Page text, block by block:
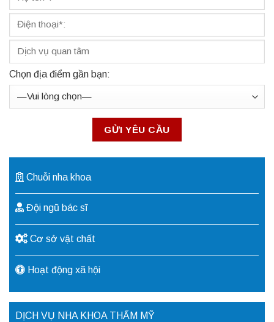
Chọn địa điểm gần bạn:
Chuỗi nha khoa
Đội ngũ bác sĩ
Cơ sở vật chất
Hoạt động xã hội
DỊCH VỤ NHA KHOA THẨM MỸ